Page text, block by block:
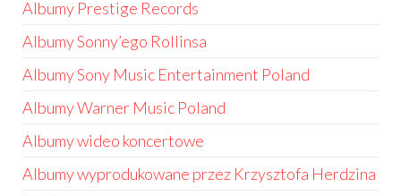
Albumy Prestige Records
Albumy Sonny’ego Rollinsa
Albumy Sony Music Entertainment Poland
Albumy Warner Music Poland
Albumy wideo koncertowe
Albumy wyprodukowane przez Krzysztofa Herdzina